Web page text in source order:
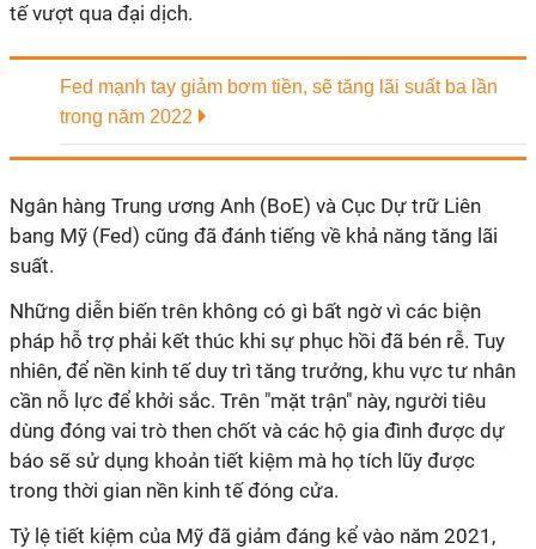
tế vượt qua đại dịch.
Fed mạnh tay giảm bơm tiền, sẽ tăng lãi suất ba lần
trong năm 2022
Ngân hàng Trung ương Anh (BoE) và Cục Dự trữ Liên
bang Mỹ (Fed) cũng đã đánh tiếng về khả năng tăng lãi
suất.
Những diễn biến trên không có gì bất ngờ vì các biện
pháp hỗ trợ phải kết thúc khi sự phục hồi đã bén rễ. Tuy
nhiên, để nền kinh tế duy trì tăng trưởng, khu vực tư nhân
cần nỗ lực để khởi sắc. Trên "mặt trận" này, người tiêu
dùng đóng vai trò then chốt và các hộ gia đình được dự
báo sẽ sử dụng khoản tiết kiệm mà họ tích lũy được
trong thời gian nền kinh tế đóng cửa.
Tỷ lệ tiết kiệm của Mỹ đã giảm đáng kể vào năm 2021,